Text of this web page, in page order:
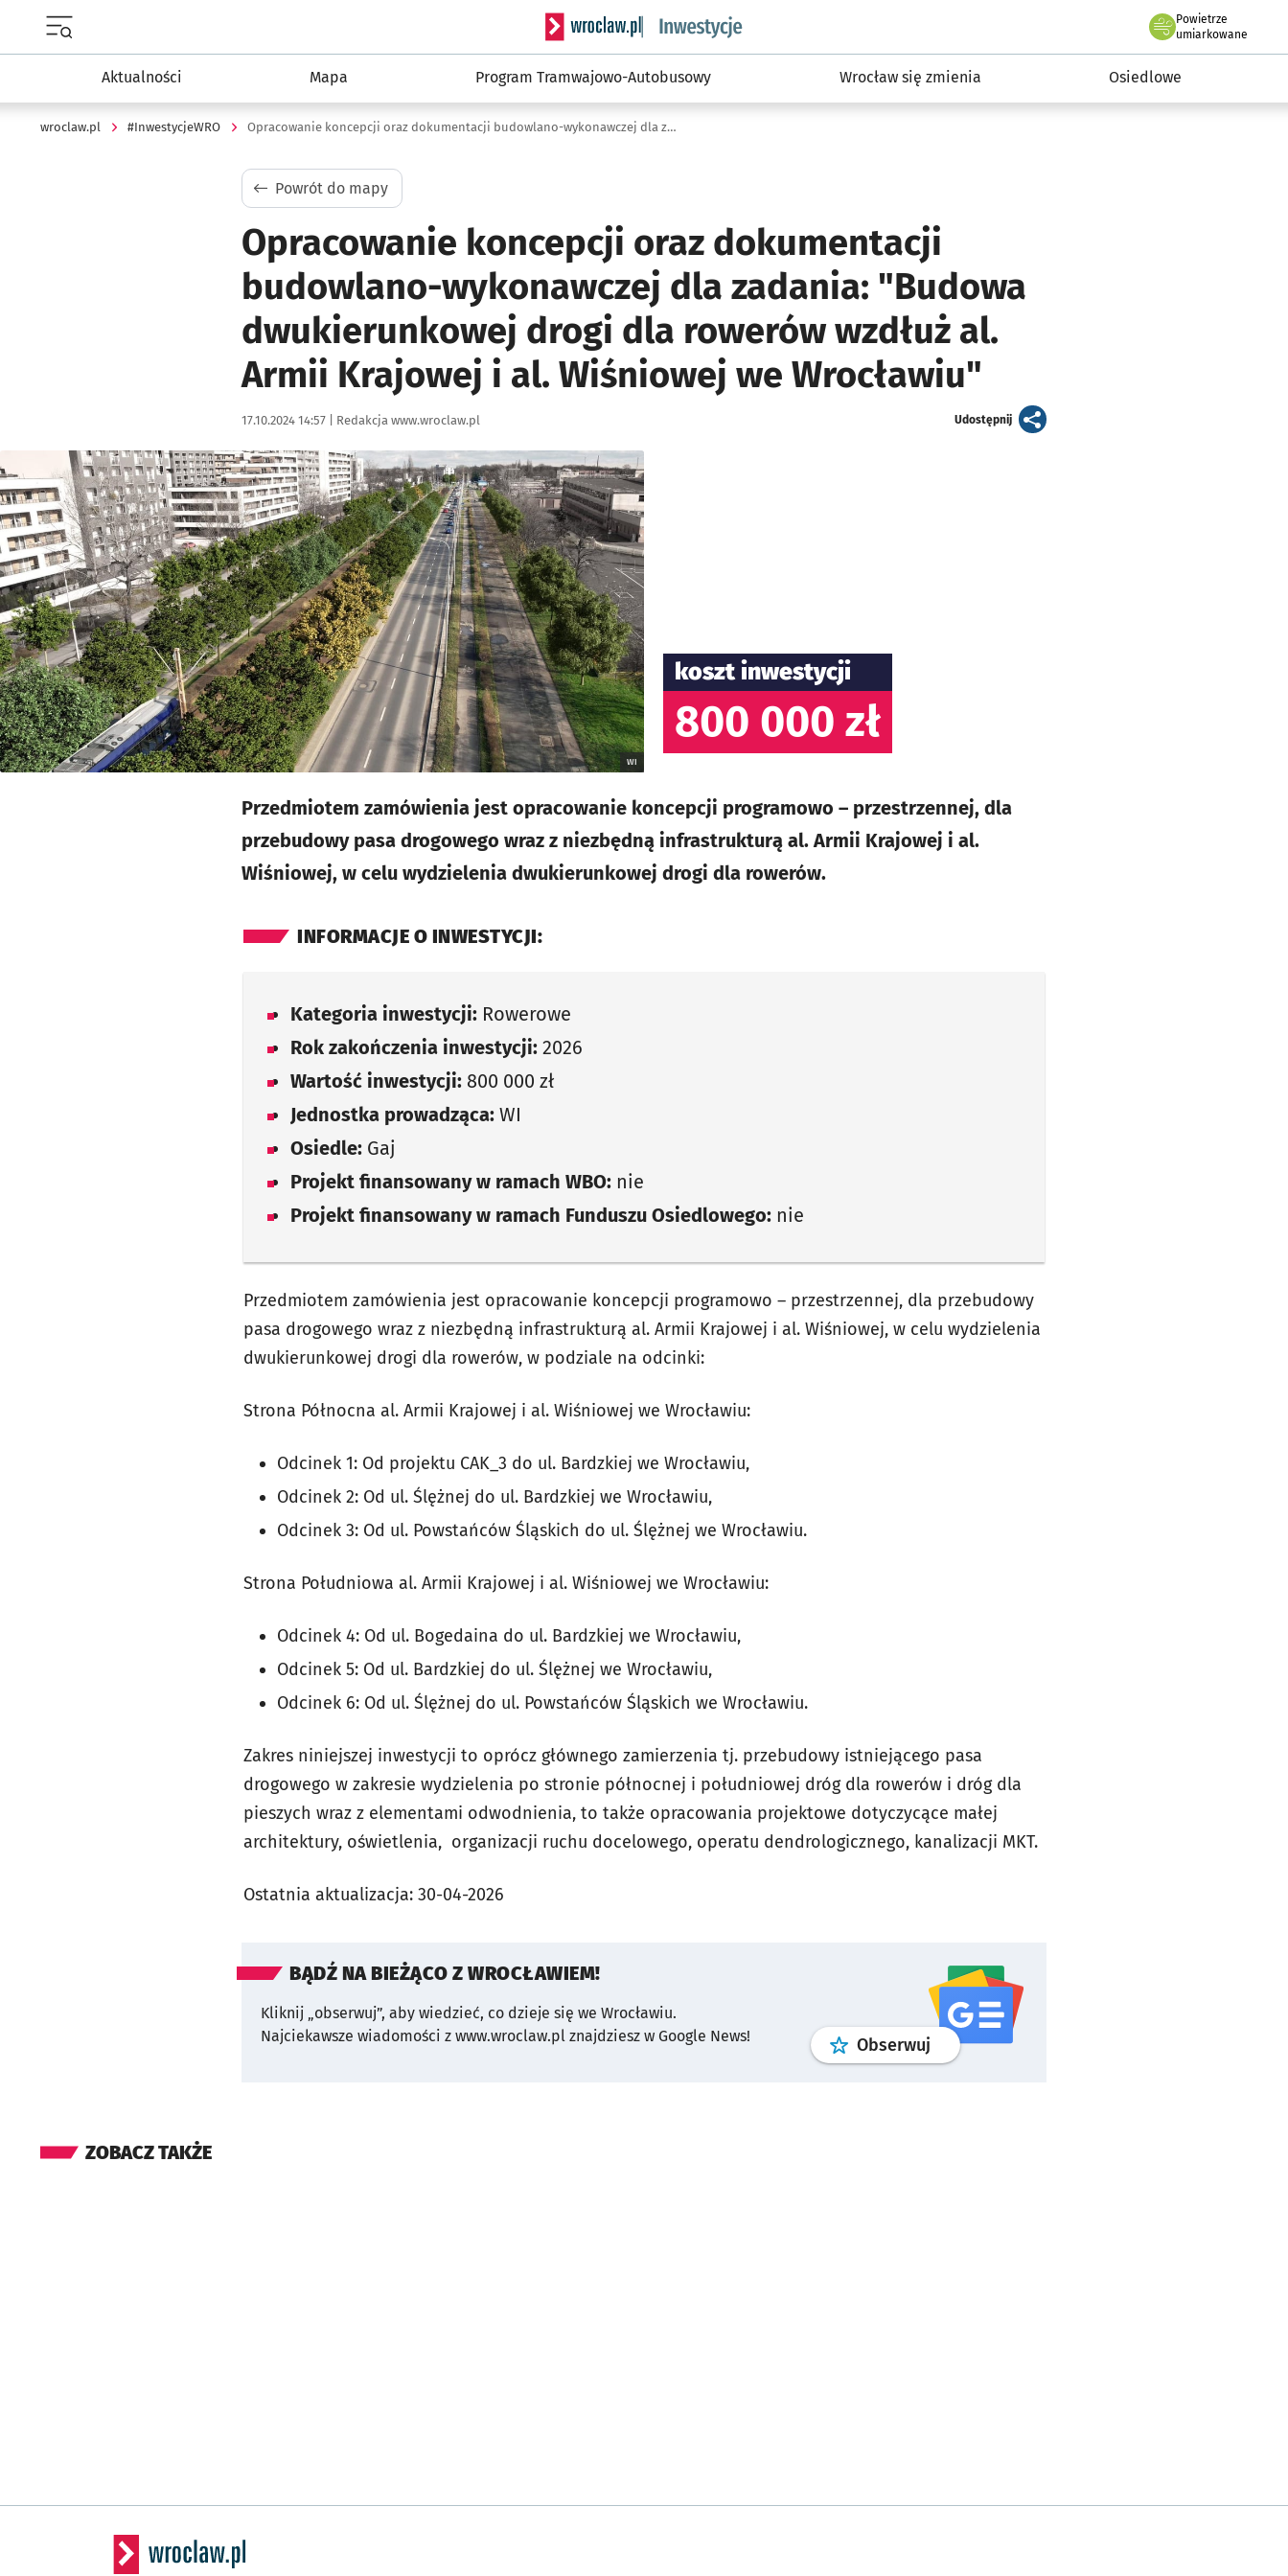
Serwis informacyjny wroclaw.pl podserwis: #InwestycjeWRO - miejskie inwestycje 2019-2032
Powietrze
we Wrocławiu
umiarkowane
Aktualności Mapa Program Tramwajowo-Autobusowy Wrocław się zmienia Osiedlowe
wroclaw.pl #InwestycjeWRO Opracowanie koncepcji oraz dokumentacji budowlano-wykonawczej dla zadania: "Budowa dwukierunkowej drogi dla rowerów wzdłuż al. Armii Krajowej i al. Wiśniowej we Wrocławiu"
Powrót do mapy
Opracowanie koncepcji oraz dokumentacji
budowlano-wykonawczej dla zadania: "Budowa
dwukierunkowej drogi dla rowerów wzdłuż al.
Armii Krajowej i al. Wiśniowej we Wrocławiu"
Data publikacji:
17.10.2024 14:57 | Autor:
Redakcja www.wroclaw.pl Udostępnijartykuł
Kliknij, aby powiększyć
WI
koszt inwestycji
800 000 zł
Przedmiotem zamówienia jest opracowanie koncepcji programowo – przestrzennej, dla
przebudowy pasa drogowego wraz z niezbędną infrastrukturą al. Armii Krajowej i al.
Wiśniowej, w celu wydzielenia dwukierunkowej drogi dla rowerów.
INFORMACJE O INWESTYCJI:
Kategoria inwestycji: Rowerowe
Rok zakończenia inwestycji: 2026
Wartość inwestycji: 800 000 zł
Jednostka prowadząca: WI
Osiedle: Gaj
Projekt finansowany w ramach WBO: nie
Projekt finansowany w ramach Funduszu Osiedlowego: nie
Przedmiotem zamówienia jest opracowanie koncepcji programowo – przestrzennej, dla przebudowy
pasa drogowego wraz z niezbędną infrastrukturą al. Armii Krajowej i al. Wiśniowej, w celu wydzielenia
dwukierunkowej drogi dla rowerów, w podziale na odcinki:
Strona Północna al. Armii Krajowej i al. Wiśniowej we Wrocławiu:
Odcinek 1: Od projektu CAK_3 do ul. Bardzkiej we Wrocławiu,
Odcinek 2: Od ul. Ślężnej do ul. Bardzkiej we Wrocławiu,
Odcinek 3: Od ul. Powstańców Śląskich do ul. Ślężnej we Wrocławiu.
Strona Południowa al. Armii Krajowej i al. Wiśniowej we Wrocławiu:
Odcinek 4: Od ul. Bogedaina do ul. Bardzkiej we Wrocławiu,
Odcinek 5: Od ul. Bardzkiej do ul. Ślężnej we Wrocławiu,
Odcinek 6: Od ul. Ślężnej do ul. Powstańców Śląskich we Wrocławiu.
Zakres niniejszej inwestycji to oprócz głównego zamierzenia tj. przebudowy istniejącego pasa
drogowego w zakresie wydzielenia po stronie północnej i południowej dróg dla rowerów i dróg dla
pieszych wraz z elementami odwodnienia, to także opracowania projektowe dotyczycące małej
architektury, oświetlenia, organizacji ruchu docelowego, operatu dendrologicznego, kanalizacji MKT.
Ostatnia aktualizacja: 30-04-2026
BĄDŹ NA BIEŻĄCO Z WROCŁAWIEM!
Kliknij „obserwuj”, aby wiedzieć, co dzieje się we Wrocławiu.
Najciekawsze wiadomości z www.wroclaw.pl znajdziesz w Google News!
Obserwuj profilgoogle news
ZOBACZ TAKŻE